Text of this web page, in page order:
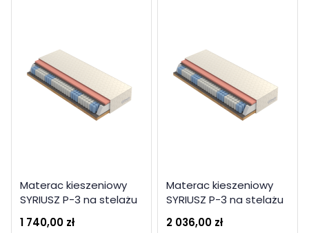
Materac kieszeniowy
SYRIUSZ P-3 na stelażu
1 740,00 zł
Materac kieszeniowy
SYRIUSZ P-3 na stelażu
2 036,00 zł